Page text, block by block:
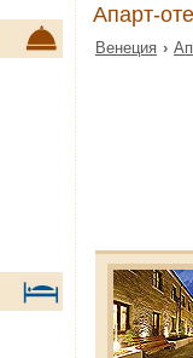
Апарт-
Венеция ›